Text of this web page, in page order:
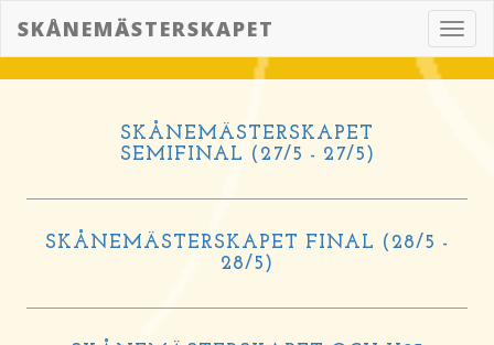
SKÅNEMÄSTERSKAPET
SKÅNEMÄSTERSKAPET
SEMIFINAL (27/5 - 27/5)
SKÅNEMÄSTERSKAPET FINAL (28/5 -
28/5)